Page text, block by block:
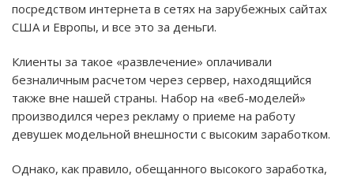
посредством интернета в сетях на зарубежных сайтах
США и Европы, и все это за деньги.
Клиенты за такое «развлечение» оплачивали
безналичным расчетом через сервер, находящийся
также вне нашей страны. Набор на «веб-моделей»
производился через рекламу о приеме на работу
девушек модельной внешности с высоким заработком.
Однако, как правило, обещанного высокого заработка,